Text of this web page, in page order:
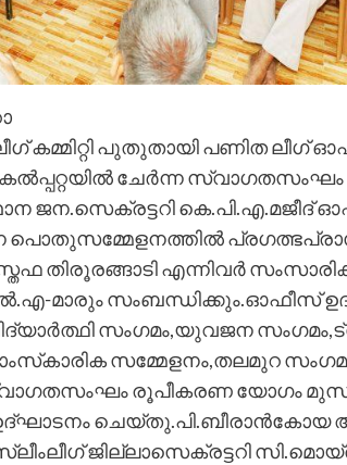
കമ്മിറ്റി പുതുതായി പണിത ലീഗ്
ചേര്‍ന്ന
ജന.സെക്രട്ടറി കെ.പി.എ.മജീദ്
പൊതുസമ്മേളനത്തില്‍
തിരൂരങ്ങാടി എന്നിവര്‍
മാരും സംബന്ധിക്കും.ഓഫീസ്
സംഗമം,യുവജന
സമ്മേളനം,തലമുറ
രൂപീകരണ യോഗം
ജില്ലാസെക്രട്ടറി